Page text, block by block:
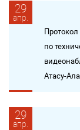
29
апр.
Протокол
по
Атасу-
29
апр.